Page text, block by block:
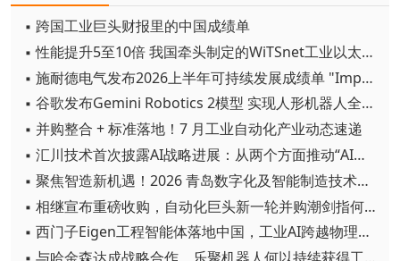
▪ 跨国工业巨头财报里的中国成绩单
▪ 性能提升5至10倍 我国牵头制定的WiTSnet工业以太网国际标准正式发布
▪ 施耐德电气发布2026上半年可持续发展成绩单 "Impact 2030"路线图开局稳健
▪ 谷歌发布Gemini Robotics 2模型 实现人形机器人全身智能控制突破
▪ 并购整合 + 标准落地！7 月工业自动化产业动态速递
▪ 汇川技术首次披露AI战略进展：从两个方面推动“AI业务化”落地
▪ 聚焦智造新机遇！2026 青岛数字化及智能制造技术论坛圆满落幕
▪ 相继宣布重磅收购，自动化巨头新一轮并购潮剑指何方？
▪ 西门子Eigen工程智能体落地中国，工业AI跨越物理世界“确定性”拐点